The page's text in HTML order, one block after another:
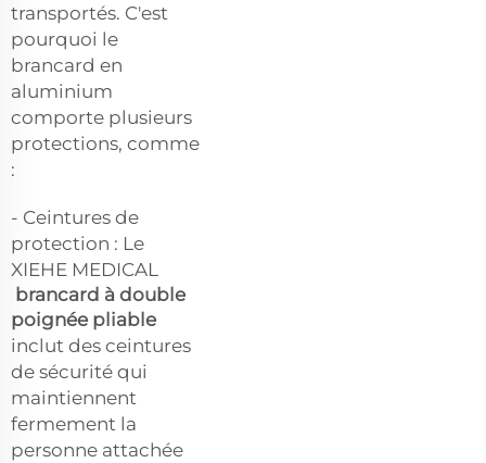
transportés. C'est
pourquoi le
brancard en
aluminium
comporte plusieurs
protections, comme
:
- Ceintures de
protection : Le
XIEHE MEDICAL
brancard à double
poignée pliable
inclut des ceintures
de sécurité qui
maintiennent
fermement la
personne attachée